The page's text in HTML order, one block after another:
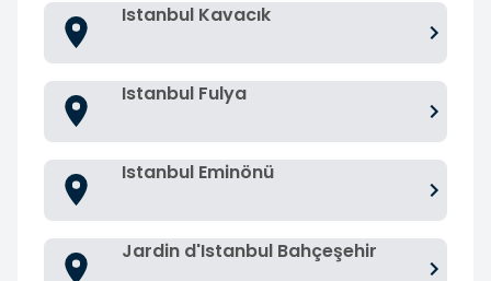
Istanbul Kavacık
Istanbul Fulya
Istanbul Eminönü
Jardin d'Istanbul Bahçeşehir